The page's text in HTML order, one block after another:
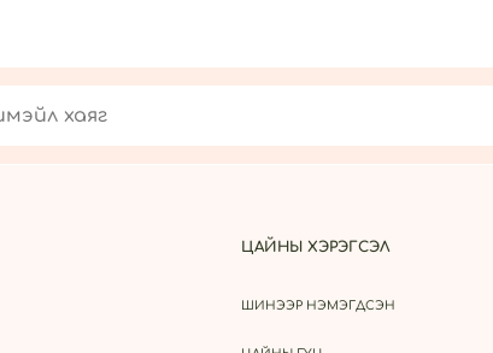
ЦАЙНЫ ХЭРЭГСЭЛ
ШИНЭЭР НЭМЭГДСЭН